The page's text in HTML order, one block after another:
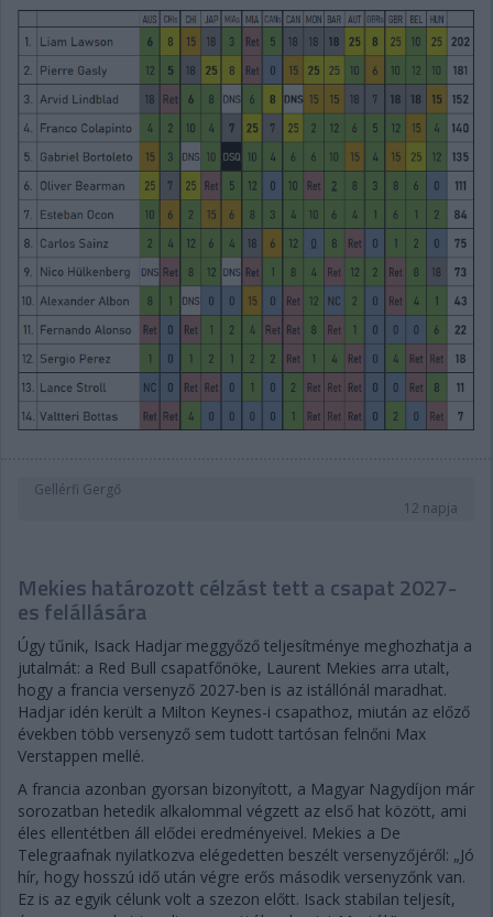
Gellérfi Gergő
12 napja
Mekies határozott célzást tett a csapat 2027-
es felállására
Úgy tűnik, Isack Hadjar meggyőző teljesítménye meghozhatja a
jutalmát: a Red Bull csapatfőnöke, Laurent Mekies arra utalt,
hogy a francia versenyző 2027-ben is az istállónál maradhat.
Hadjar idén került a Milton Keynes-i csapathoz, miután az előző
években több versenyző sem tudott tartósan felnőni Max
Verstappen mellé.
A francia azonban gyorsan bizonyított, a Magyar Nagydíjon már
sorozatban hetedik alkalommal végzett az első hat között, ami
éles ellentétben áll elődei eredményeivel. Mekies a De
Telegraafnak nyilatkozva elégedetten beszélt versenyzőjéről: „Jó
hír, hogy hosszú idő után végre erős második versenyzőnk van.
Ez is az egyik célunk volt a szezon előtt. Isack stabilan teljesít,